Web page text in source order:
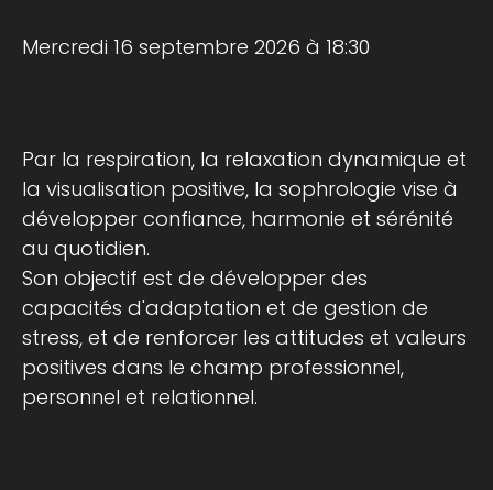
Mercredi 16 septembre 2026 à 18:30
Par la respiration, la relaxation dynamique et
la visualisation positive, la sophrologie vise à
développer confiance, harmonie et sérénité
au quotidien.
Son objectif est de développer des
capacités d'adaptation et de gestion de
stress, et de renforcer les attitudes et valeurs
positives dans le champ professionnel,
personnel et relationnel.